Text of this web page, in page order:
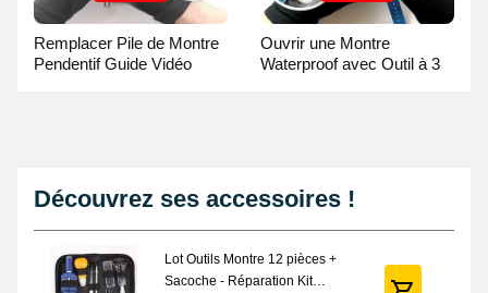
Remplacer Pile de Montre
Pendentif Guide Vidéo
Ouvrir une Montre
Waterproof avec Outil à 3
Découvrez ses accessoires !
Lot Outils Montre 12 pièces +
Sacoche - Réparation Kit